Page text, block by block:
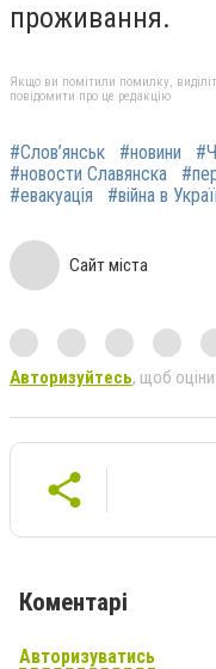
проживання.
Якщо ви помітили помилку,
повідомити про це редакцію
#Слов’янськ #новини
#новости Славянска
#евакуація
#війна в
Сайт міста
Авторизуйтесь, щоб
Коментарі
Авторизуватись